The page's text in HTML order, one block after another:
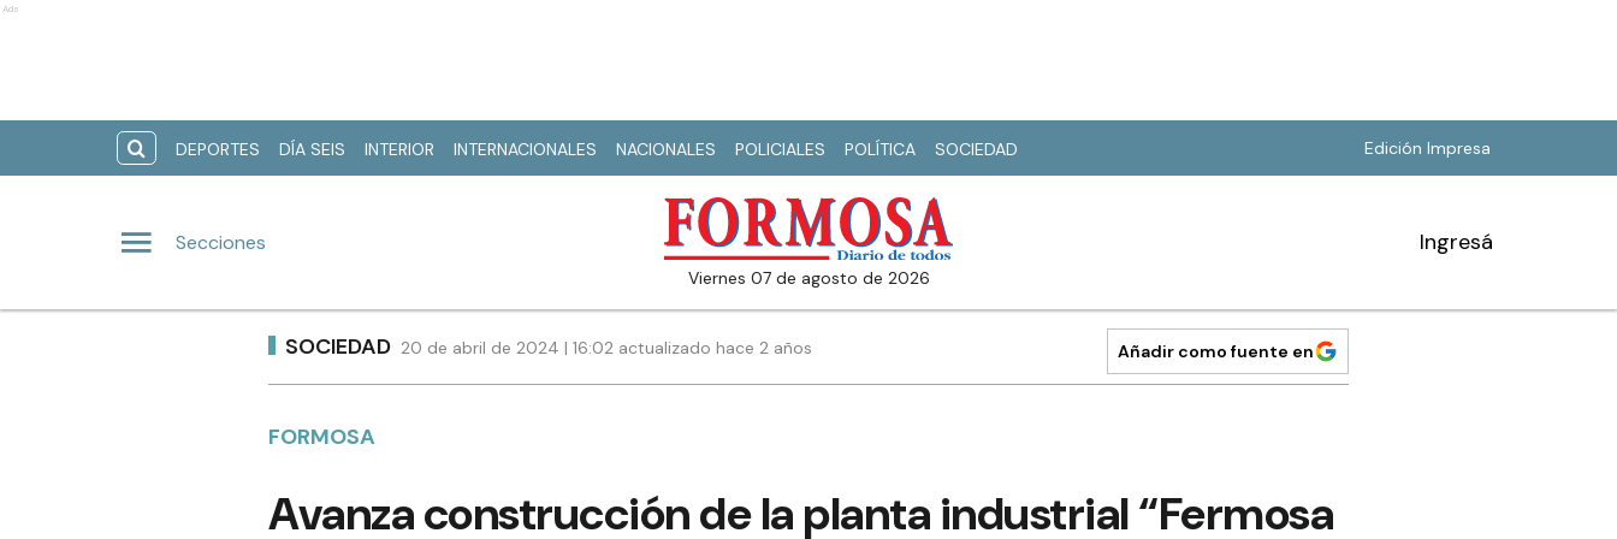
Ads
DEPORTES DÍA SEIS INTERIOR INTERNACIONALES NACIONALES POLICIALES POLÍTICA SOCIEDAD Edición Impresa
Secciones
viernes 07 de agosto de 2026
Ingresá
SOCIEDAD 20 de abril de 2024 | 16:02 actualizado hace 2 años Añadir como fuente en
FORMOSA
Avanza construcción de la planta industrial “Fermosa